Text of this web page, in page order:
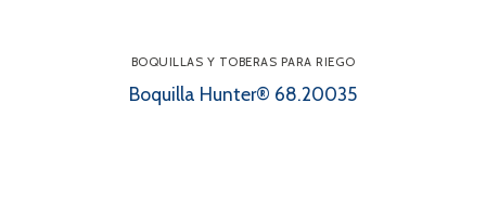
BOQUILLAS Y TOBERAS PARA RIEGO
Boquilla Hunter® 68.20035